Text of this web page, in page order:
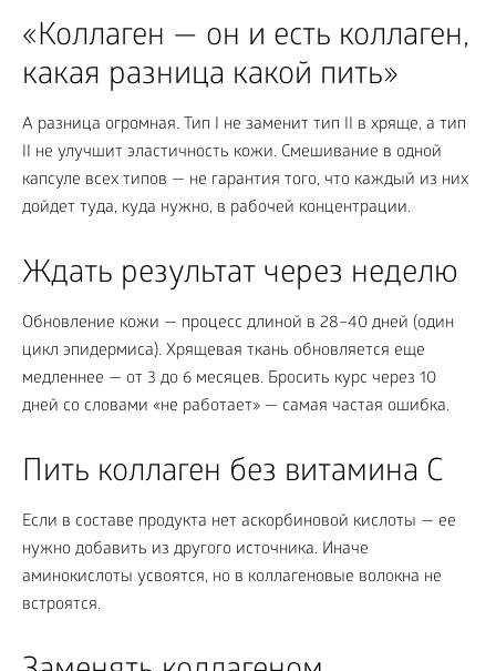
«Коллаген — он и есть коллаген,
какая разница какой пить»
А разница огромная. Тип I не заменит тип II в хряще, а тип
II не улучшит эластичность кожи. Смешивание в одной
капсуле всех типов — не гарантия того, что каждый из них
дойдет туда, куда нужно, в рабочей концентрации.
Ждать результат через неделю
Обновление кожи — процесс длиной в 28–40 дней (один
цикл эпидермиса). Хрящевая ткань обновляется еще
медленнее — от 3 до 6 месяцев. Бросить курс через 10
дней со словами «не работает» — самая частая ошибка.
Пить коллаген без витамина C
Если в составе продукта нет аскорбиновой кислоты — ее
нужно добавить из другого источника. Иначе
аминокислоты усвоятся, но в коллагеновые волокна не
встроятся.